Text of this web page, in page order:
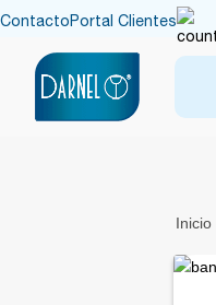
ContactoPortal Clientes
Inicio